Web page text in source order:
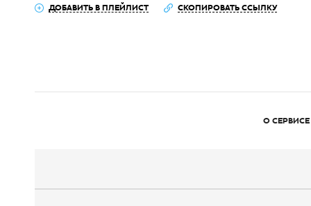
ДОБАВИТЬ В ПЛЕЙЛИСТ СКОПИРОВАТЬ ССЫЛКУ
О СЕРВИСЕ